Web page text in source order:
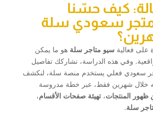
كيف حسّنا
سعودي سلة
على فعالية سيو متاجر سلة هو ما يمكن
وفي هذه الدراسة، نشاركك تفاصيل
سعودي فعلي يستخدم منصة سلة، لنكشف
خلال شهرين فقط، عبر خطة مدروسة
ظهور المنتجات، تهيئة صفحات الأقسام،
سلة.